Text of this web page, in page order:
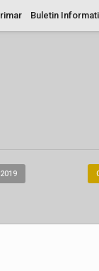
Buletin
2019